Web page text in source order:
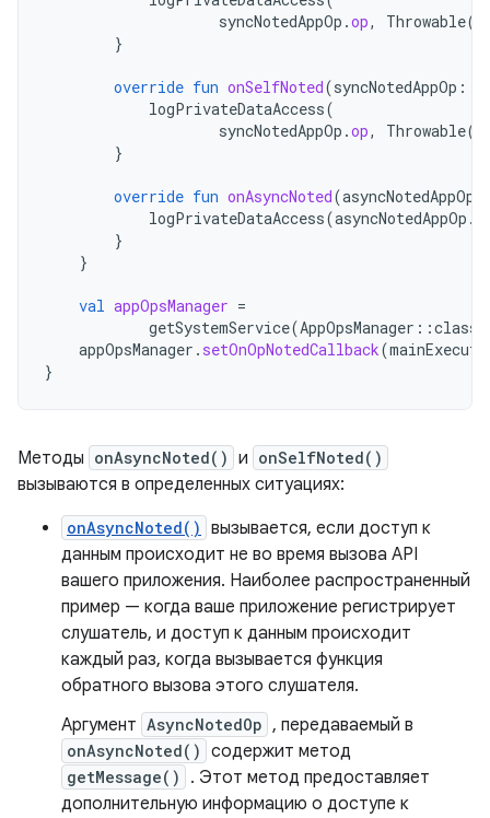
syncNotedAppOp .op, Throwable
}
override fun onSelfNoted(syncNotedAppOp :
logPrivateDataAccess(
syncNotedAppOp .op, Throwable
}
override fun onAsyncNoted(asyncNotedAppOp
logPrivateDataAccess(asyncNotedAppOp .
}
}
val appOpsManager =
getSystemService(AppOpsManager ::class
appOpsManager . setOnOpNotedCallback(
}
Методы onAsyncNoted() и onSelfNoted()
вызываются в определенных ситуациях:
onAsyncNoted() вызывается, если доступ к
данным происходит не во время вызова API
вашего приложения. Наиболее распространенный
пример — когда ваше приложение регистрирует
слушатель, и доступ к данным происходит
каждый раз, когда вызывается функция
обратного вызова этого слушателя.
Аргумент AsyncNotedOp , передаваемый в
onAsyncNoted() содержит метод
getMessage()
. Этот метод предоставляет
дополнительную информацию о доступе к